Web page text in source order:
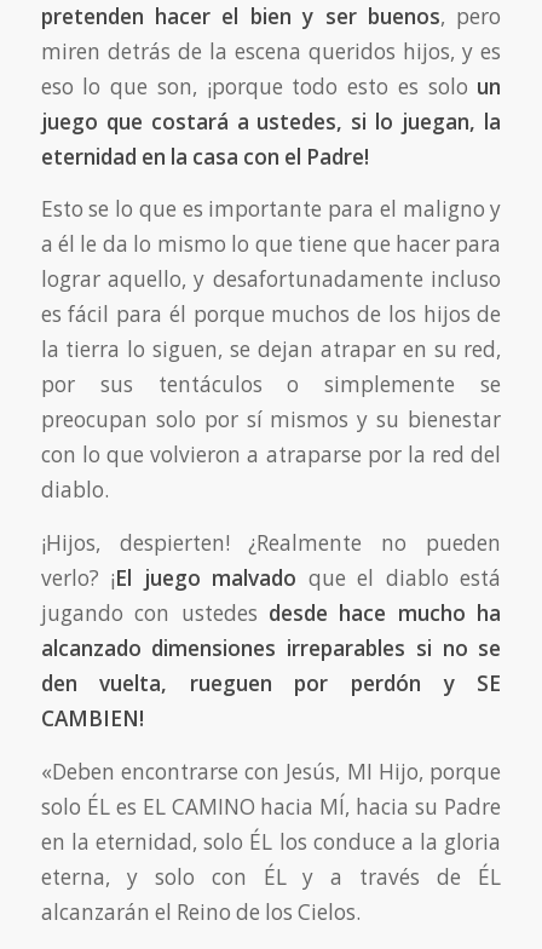
pretenden hacer el bien y ser buenos, pero
miren detrás de la escena queridos hijos, y es
eso lo que son, ¡porque todo esto es solo un
juego que costará a ustedes, si lo juegan, la
eternidad en la casa con el Padre!
Esto se lo que es importante para el maligno y
a él le da lo mismo lo que tiene que hacer para
lograr aquello, y desafortunadamente incluso
es fácil para él porque muchos de los hijos de
la tierra lo siguen, se dejan atrapar en su red,
por sus tentáculos o simplemente se
preocupan solo por sí mismos y su bienestar
con lo que volvieron a atraparse por la red del
diablo.
¡Hijos, despierten! ¿Realmente no pueden
verlo? ¡El juego malvado que el diablo está
jugando con ustedes desde hace mucho ha
alcanzado dimensiones irreparables si no se
den vuelta, rueguen por perdón y SE
CAMBIEN!
«Deben encontrarse con Jesús, MI Hijo, porque
solo ÉL es EL CAMINO hacia MÍ, hacia su Padre
en la eternidad, solo ÉL los conduce a la gloria
eterna, y solo con ÉL y a través de ÉL
alcanzarán el Reino de los Cielos.